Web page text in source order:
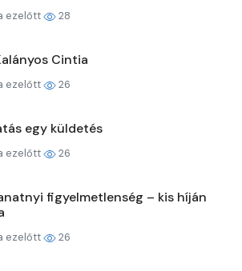
ezelőtt 28
Cintia
ezelőtt 26
egy küldetés
ezelőtt 26
figyelmetlenség – kis híján
ezelőtt 26